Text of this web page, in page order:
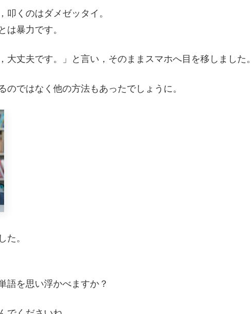
叩くのはダメゼッタイ。
は暴力です。
大丈夫です。」と言い，そのままスマホへ目を移しました。
ではなく他の方法もあったでしょうに。
た。
語を思い浮かべますか？